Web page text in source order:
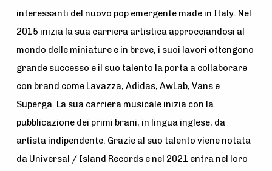
interessanti del nuovo pop emergente made in Italy. Nel
2015 inizia la sua carriera artistica approcciandosi al
mondo delle miniature ein breve, i suoi lavori ottengono
grande successo e il suo talento la porta a collaborare
con brand come Lavazza, Adidas, AwLab, Vans e
Superga. La sua carriera musicale inizia con la
pubblicazione dei primi brani, in lingua inglese, da
artista indipendente. Grazie al suo talento viene notata
da Universal / Island Records e nel 2021 entra nel loro